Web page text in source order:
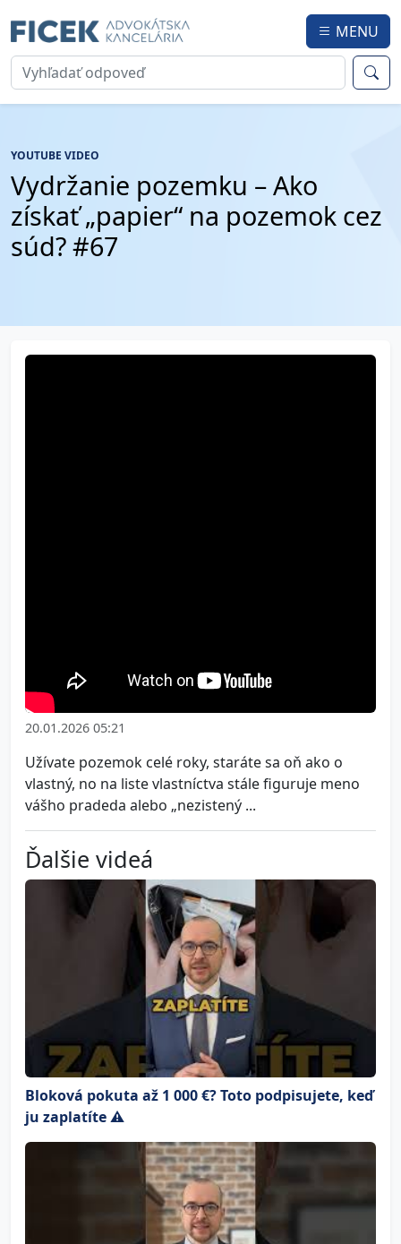
MENU
YOUTUBE VIDEO
Vydržanie pozemku – Ako
získať „papier“ na pozemok cez
súd? #67
20.01.2026 05:21
Užívate pozemok celé roky, staráte sa oň ako o
vlastný, no na liste vlastníctva stále figuruje meno
vášho pradeda alebo „nezistený ...
Ďalšie videá
Bloková pokuta až 1 000 €? Toto podpisujete, keď
ju zaplatíte ⚠️